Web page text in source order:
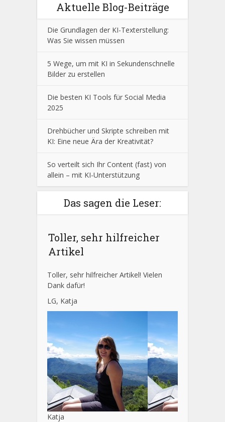
Aktuelle Blog-Beiträge
Die Grundlagen der KI-Texterstellung:
Was Sie wissen müssen
5 Wege, um mit KI in Sekundenschnelle
Bilder zu erstellen
Die besten KI Tools für Social Media
2025
Drehbücher und Skripte schreiben mit
KI: Eine neue Ära der Kreativität?
So verteilt sich Ihr Content (fast) von
allein – mit KI-Unterstützung
Das sagen die Leser:
Toller, sehr hilfreicher
Artikel
Toller, sehr hilfreicher Artikel! Vielen
Dank dafür!
LG, Katja
Katja